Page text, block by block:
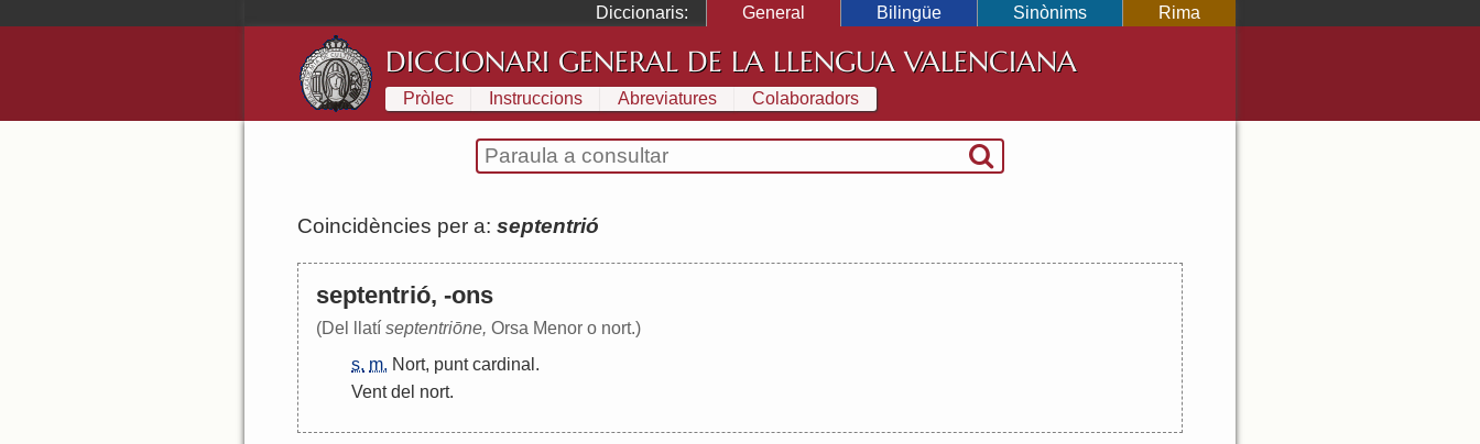
Diccionaris: General Bilingüe Sinònims Rima
DICCIONARI GENERAL DE LA LLENGUA VALENCIANA
Pròlec Instruccions Abreviatures Colaboradors
Coincidències per a: septentrió
septentrió, -ons
(Del llatí septentriōne, Orsa Menor o nort.)
s. m. Nort, punt cardinal .
Vent del nort.